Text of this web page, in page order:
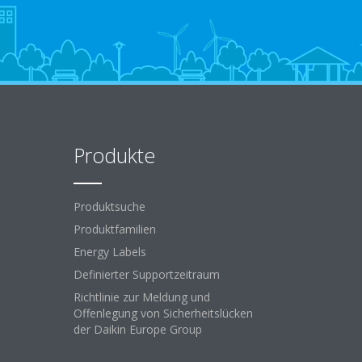
Produkte
Produktsuche
Produktfamilien
Energy Labels
Definierter Supportzeitraum
Richtlinie zur Meldung und
Offenlegung von Sicherheitslücken
der Daikin Europe Group